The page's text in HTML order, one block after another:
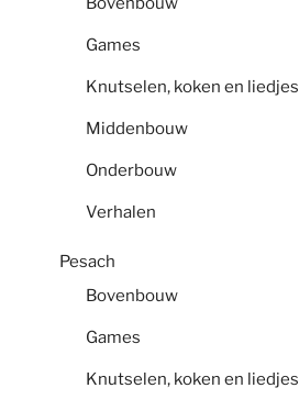
Games
Knutselen, koken en liedjes
Middenbouw
Onderbouw
Verhalen
Pesach
Bovenbouw
Games
Knutselen, koken en liedjes